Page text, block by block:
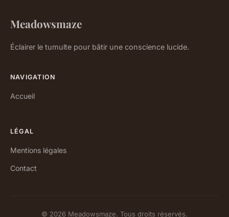
Meadowsmaze
Éclairer le tumulte pour bâtir une conscience lucide.
NAVIGATION
Accueil
LÉGAL
Mentions légales
Contact
© 2026 Meadowsmaze. Tous droits réservés.